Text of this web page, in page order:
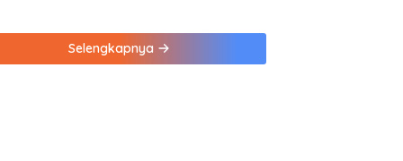
Selengkapnya